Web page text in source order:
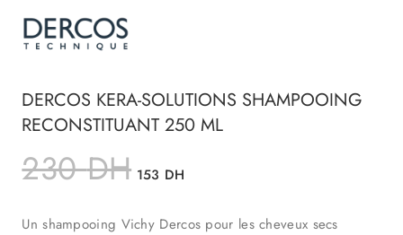
DERCOS KERA-SOLUTIONS SHAMPOOING
RECONSTITUANT 250 ML
230DH 153 DH
Un shampooing Vichy Dercos pour les cheveux secs